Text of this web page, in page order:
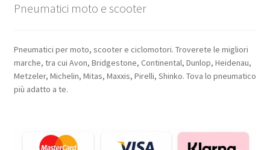
Pneumatici moto e scooter
Pneumatici per moto, scooter e ciclomotori. Troverete le migliori
marche, tra cui Avon, Bridgestone, Continental, Dunlop, Heidenau,
Metzeler, Michelin, Mitas, Maxxis, Pirelli, Shinko. Tova lo pneumatico
più adatto a te.